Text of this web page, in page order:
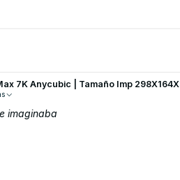
7K Anycubic | Tamaño Imp
imaginaba